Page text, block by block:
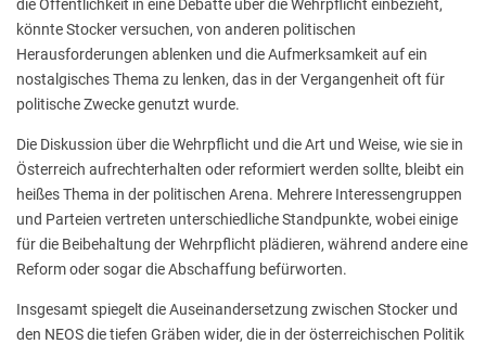
die Öffentlichkeit in eine Debatte über die Wehrpflicht einbezieht,
könnte Stocker versuchen, von anderen politischen
Herausforderungen ablenken und die Aufmerksamkeit auf ein
nostalgisches Thema zu lenken, das in der Vergangenheit oft für
politische Zwecke genutzt wurde.
Die Diskussion über die Wehrpflicht und die Art und Weise, wie sie in
Österreich aufrechterhalten oder reformiert werden sollte, bleibt ein
heißes Thema in der politischen Arena. Mehrere Interessengruppen
und Parteien vertreten unterschiedliche Standpunkte, wobei einige
für die Beibehaltung der Wehrpflicht plädieren, während andere eine
Reform oder sogar die Abschaffung befürworten.
Insgesamt spiegelt die Auseinandersetzung zwischen Stocker und
den NEOS die tiefen Gräben wider, die in der österreichischen Politik